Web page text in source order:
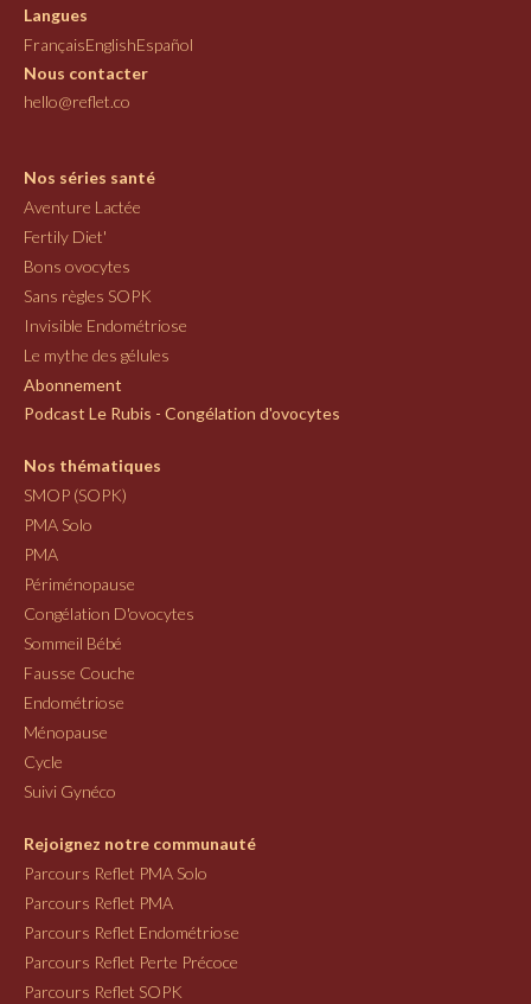
Langues
FrançaisEnglishEspañol
Nous contacter
hello@reflet.co
Nos séries santé
Aventure Lactée
Fertily Diet'
Bons ovocytes
Sans règles SOPK
Invisible Endométriose
Le mythe des gélules
Abonnement
Podcast Le Rubis - Congélation d'ovocytes
Nos thématiques
SMOP (SOPK)
PMA Solo
PMA
Périménopause
Congélation D'ovocytes
Sommeil Bébé
Fausse Couche
Endométriose
Ménopause
Cycle
Suivi Gynéco
Rejoignez notre communauté
Parcours Reflet PMA Solo
Parcours Reflet PMA
Parcours Reflet Endométriose
Parcours Reflet Perte Précoce
Parcours Reflet SOPK